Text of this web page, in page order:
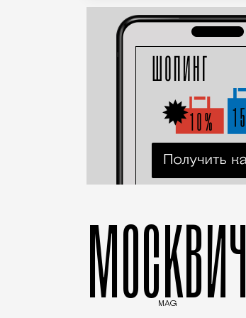
МОСКВИЧ
MAG